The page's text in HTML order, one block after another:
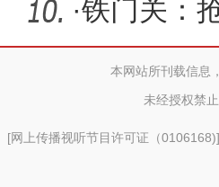
性健康防
·铁门关：
本网站所刊载信息
未经授权禁
[网上传播视听节目许可证（0106168)